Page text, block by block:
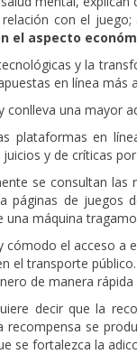
con el juego;
el aspecto
y la
en línea más
conlleva una mayor
plataformas en
y de críticas
se consultan
páginas de juegos
una máquina
cómodo el acceso
el transporte
de manera rápida
decir que la
recompensa se
se fortalezca la